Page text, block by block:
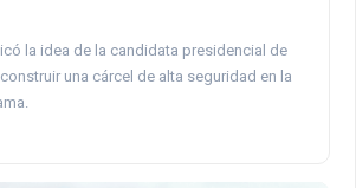
la idea de la candidata presidencial de
una cárcel de alta seguridad en la